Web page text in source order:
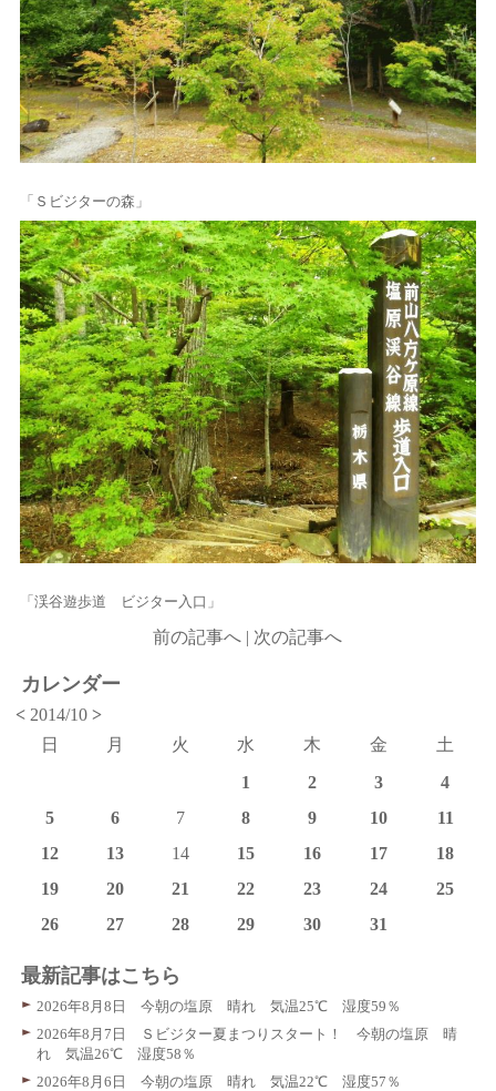
「Ｓビジターの森」
「渓谷遊歩道 ビジター入口」
前の記事へ | 次の記事へ
カレンダー
< 2014/10>
日
月 火 水 木 金
土
1
2 3
4
5
6 7 8 9 10
11
12
13 14 15 16 17
18
19
20 21 22 23 24
25
26
27 28 29 30 31
最新記事はこちら
2026年8月8日 今朝の塩原 晴れ 気温25℃ 湿度59％
2026年8月7日 Ｓビジター夏まつりスタート！ 今朝の塩原 晴
れ 気温26℃ 湿度58％
2026年8月6日 今朝の塩原 晴れ 気温22℃ 湿度57％